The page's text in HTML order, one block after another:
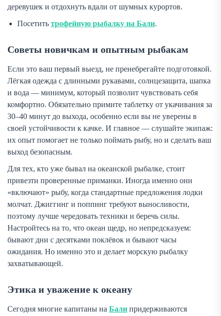
деревушек и отдохнуть вдали от шумных курортов.
Посетить трофейную рыбалку на Бали.
Советы новичкам и опытным рыбакам
Если это ваш первый выезд, не пренебрегайте подготовкой.
Лёгкая одежда с длинными рукавами, солнцезащита, шапка
и вода — минимум, который позволит чувствовать себя
комфортно. Обязательно примите таблетку от укачивания за
30–40 минут до выхода, особенно если вы не уверены в
своей устойчивости к качке. И главное — слушайте экипаж:
их опыт помогает не только поймать рыбу, но и сделать ваш
выход безопасным.
Для тех, кто уже бывал на океанской рыбалке, стоит
привезти проверенные приманки. Иногда именно они
«включают» рыбу, когда стандартные предложения лодки
молчат. Джиггинг и поппинг требуют выносливости,
поэтому лучше чередовать техники и беречь силы.
Настройтесь на то, что океан щедр, но непредсказуем:
бывают дни с десятками поклёвок и бывают часы
ожидания. Но именно это и делает морскую рыбалку
захватывающей.
Этика и уважение к океану
Сегодня многие капитаны на Бали придерживаются